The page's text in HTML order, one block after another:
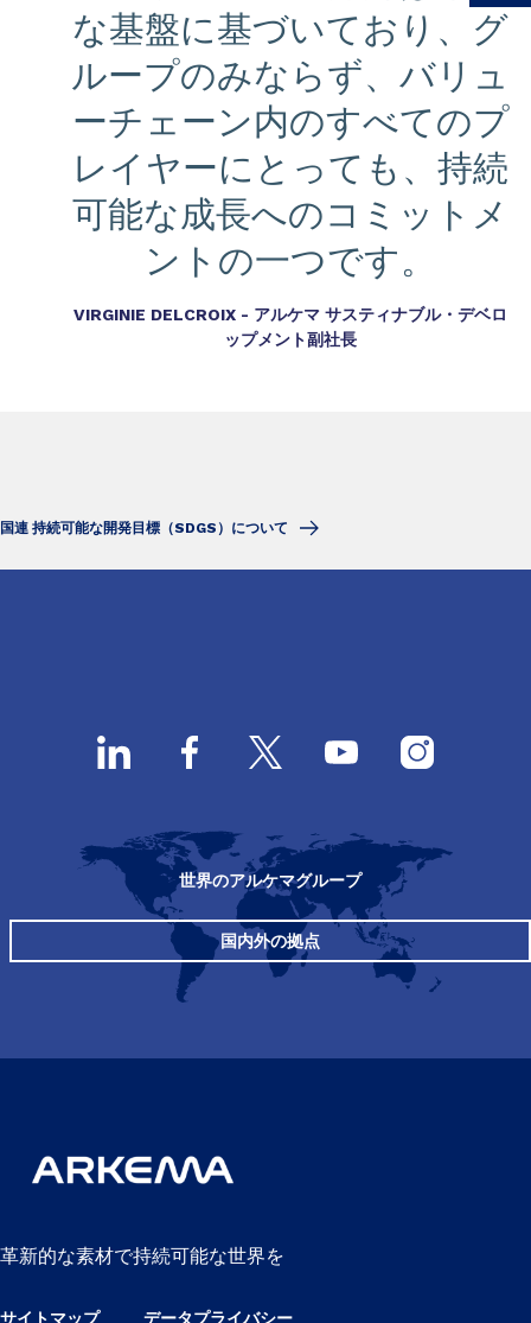
な基盤に基づいており、グ
ループのみならず、バリュ
ーチェーン内のすべてのプ
レイヤーにとっても、持続
可能な成長へのコミットメ
ントの一つです。
VIRGINIE DELCROIX - アルケマ サスティナブル・デベロ
ップメント副社長
国連 持続可能な開発目標（SDGS）について
世界のアルケマグループ
国内外の拠点
革新的な素材で持続可能な世界を
サイトマップ データプライバシー